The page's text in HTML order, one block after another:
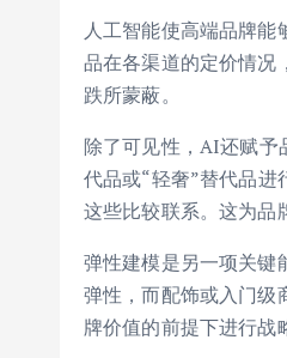
人工智能使高端品牌
品在各渠道的定价情况
跌所蒙蔽。
除了可见性，AI还赋予
代品或“轻奢”替代品进
这些比较联系。这为品
弹性建模是另一项关键
弹性，而配饰或入门级
牌价值的前提下进行战